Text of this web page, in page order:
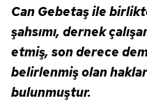
Can Gebetaş ile
şahsımı, dernek
etmiş, son derece
belirlenmiş olan
bulunmuştur.